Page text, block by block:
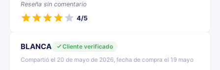
Reseña sin comentario
4/5
BLANCA
Cliente verificado
Compartió el 20 de mayo de 2026, fecha de compra el 19 mayo